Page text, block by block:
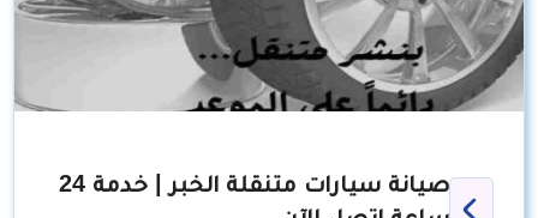
صيانة سيارات متنقلة الخبر | خدمة 24